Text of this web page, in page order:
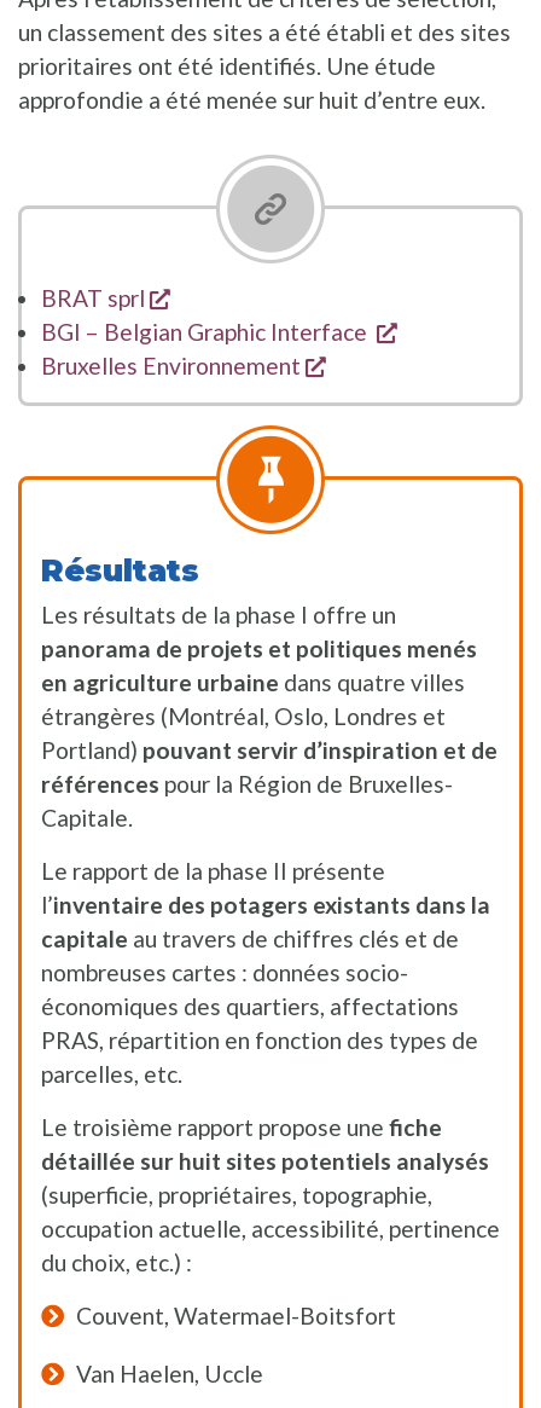
un classement des sites a été établi et des sites
prioritaires ont été identifiés. Une étude
approfondie a été menée sur huit d’entre eux.
BRAT sprl
s'ouvre dans une nouvelle fenêtre
BGI – Belgian Graphic Interface
s'ouvre dans
Bruxelles Environnement
s'ouvre dans une
Résultats
Les résultats de la phase I offre un
panorama de projets et politiques menés
en agriculture urbaine dans quatre villes
étrangères (Montréal, Oslo, Londres et
Portland) pouvant servir d’inspiration et de
références pour la Région de Bruxelles-
Capitale.
Le rapport de la phase II présente
l’inventaire des potagers existants dans la
capitale au travers de chiffres clés et de
nombreuses cartes : données socio-
économiques des quartiers, affectations
PRAS, répartition en fonction des types de
parcelles, etc.
Le troisième rapport propose une fiche
détaillée sur huit sites potentiels analysés
(superficie, propriétaires, topographie,
occupation actuelle, accessibilité, pertinence
du choix, etc.) :
Couvent, Watermael-Boitsfort
Van Haelen, Uccle